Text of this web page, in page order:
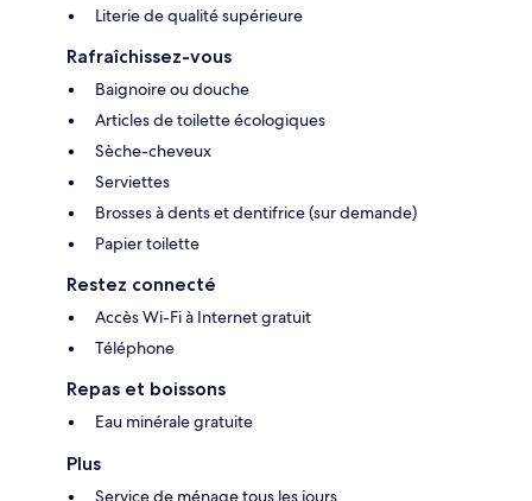
Literie de qualité supérieure
Rafraîchissez-vous
Baignoire ou douche
Articles de toilette écologiques
Sèche-cheveux
Serviettes
Brosses à dents et dentifrice (sur demande)
Papier toilette
Restez connecté
Accès Wi-Fi à Internet gratuit
Téléphone
Repas et boissons
Eau minérale gratuite
Plus
Service de ménage tous les jours